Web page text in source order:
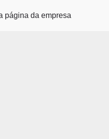
conteúdo principal
página da empresa